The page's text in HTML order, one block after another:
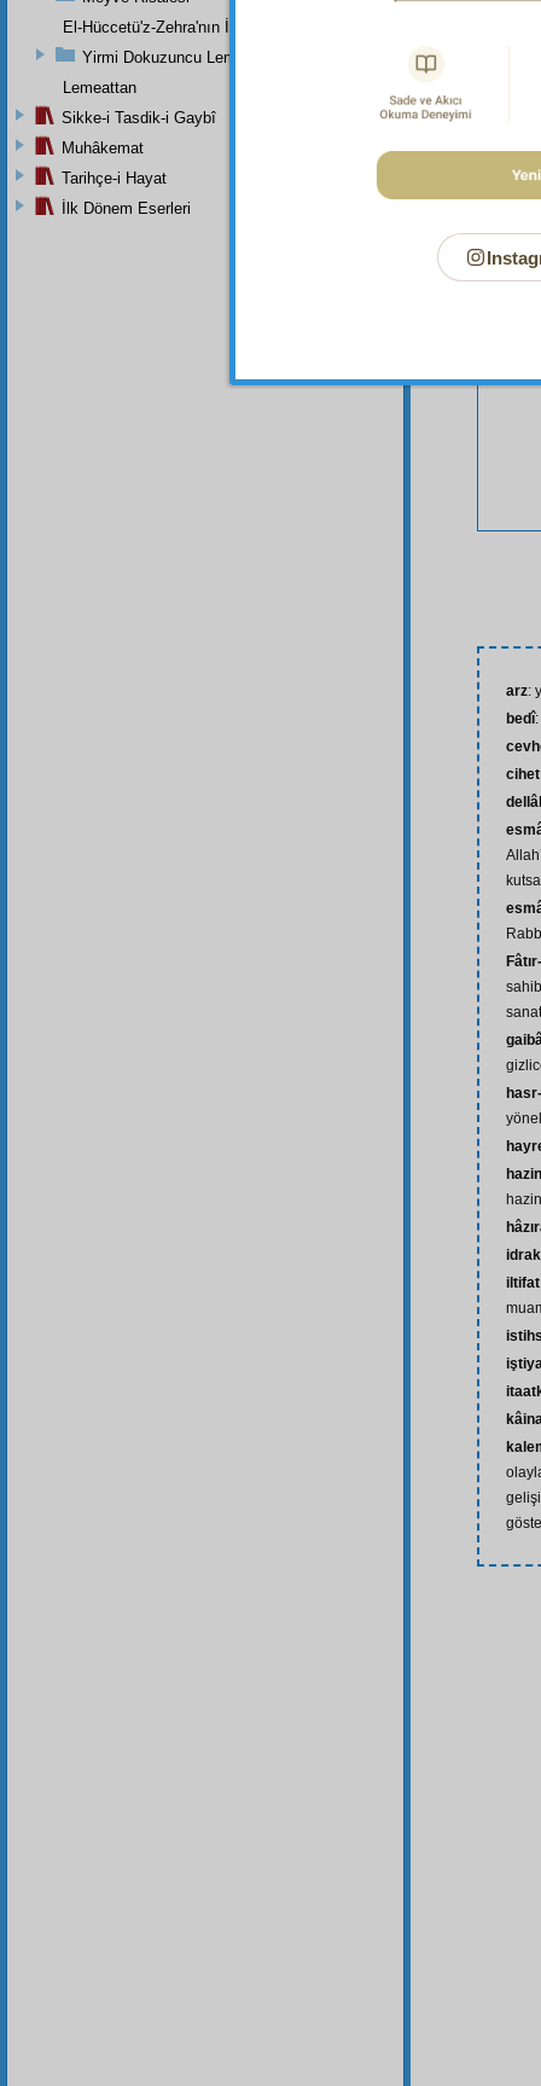
arz:
bedî
cihet
idrak
iltifat
El-Hüccetü'z-Zehra'nın İkinci Makamı
Yirmi Dokuzuncu Lem'a İkinci Bab
Lemeattan
Sikke-i Tasdik-i Gaybî
Muhâkemat
Tarihçe-i Hayat
İlk Dönem Eserleri